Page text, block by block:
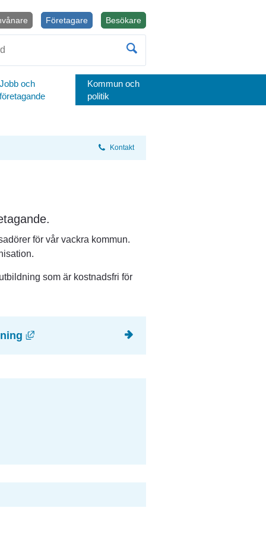
BesökareÖppnas i nytt fönster.
Företagare
Jobb och
företagande
Kommun och
politik
Kontakt
för vår vackra kommun.
som är kostnadsfri för
Länk till annan webbplats, öppnas i nytt